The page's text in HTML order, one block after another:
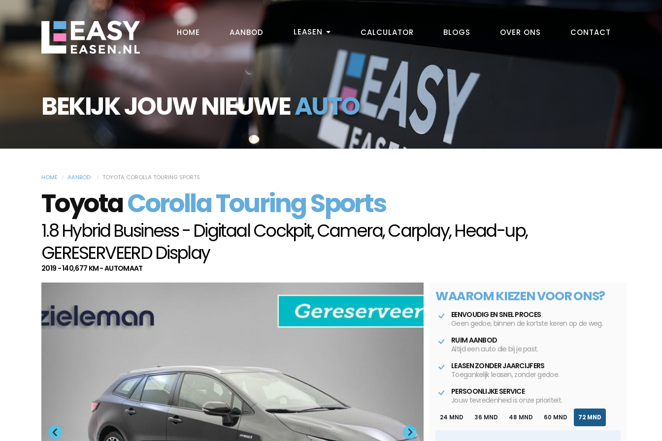
HOME AANBOD LEASEN CALCULATOR BLOGS OVER ONS CONTACT
BEKIJK JOUW NIEUWEAUTO
HOME AANBOD TOYOTA COROLLA TOURING SPORTS
ToyotaCorolla Touring Sports
1.8 Hybrid Business - Digitaal Cockpit, Camera, Carplay, Head-up,
GERESERVEERD Display
2019 - 140,677 KM - AUTOMAAT
WAAROM KIEZEN VOOR ONS?
EENVOUDIG EN SNEL PROCES
Geen gedoe, binnen de kortste keren op de weg.
RUIM AANBOD
Altijd een auto die bij je past.
LEASEN ZONDER JAARCIJFERS
Toegankelijk leasen, zonder gedoe.
PERSOONLIJKE SERVICE
Jouw tevredenheid is onze prioriteit.
24 MND 36 MND 48 MND 60 MND 72 MND